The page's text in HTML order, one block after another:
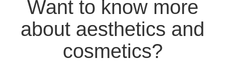
Want to know more
about aesthetics and
cosmetics?